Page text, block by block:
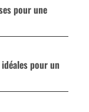
pour une
pour un